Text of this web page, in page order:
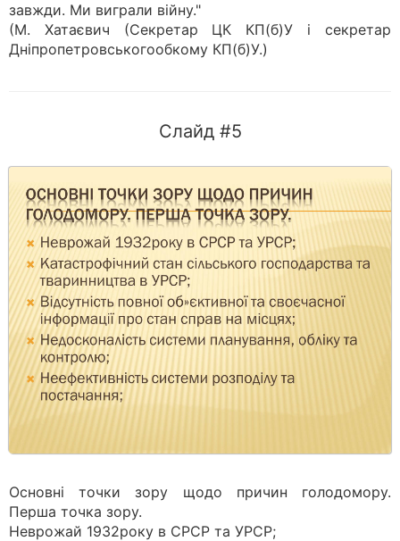
завжди. Ми виграли війну."
(М. Хатаєвич (Секретар ЦК КП(б)У і секретар
Дніпропетровськогообкому КП(б)У.)
Слайд #5
Основні точки зору щодо причин голодомору.
Перша точка зору.
Неврожай 1932року в СРСР та УРСР;